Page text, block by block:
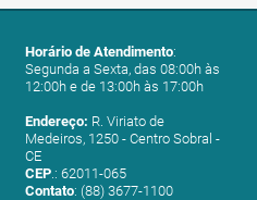
Horário de Atendimento:
Segunda a Sexta, das 08:00h às
12:00h e de 13:00h às 17:00h
Endereço: R. Viriato de
Medeiros, 1250 - Centro Sobral -
CE
CEP.: 62011-065
Contato: (88) 3677-1100